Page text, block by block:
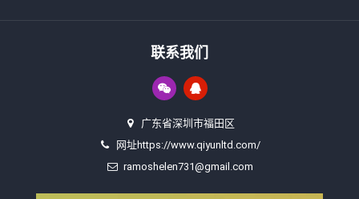
联系我们
广东省深圳市福田区
网址https://www.qiyunltd.com/
ramoshelen731@gmail.com